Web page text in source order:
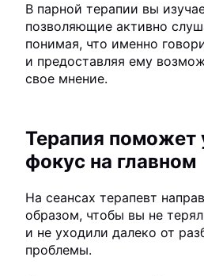
В парной терапии вы
позволяющие активно
понимая, что именно
и предоставляя ему
свое мнение.
Терапия поможет
фокус на главном
На сеансах терапевт
образом, чтобы вы не
и не уходили далеко от
проблемы.